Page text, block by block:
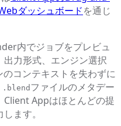
ダッシュボードを通じ
内でジョブをプレビュ
力形式、エンジン選択
コンテキストを失わずに
.blend ファイルのメタデー
Client Appはほとんどの提
ます。